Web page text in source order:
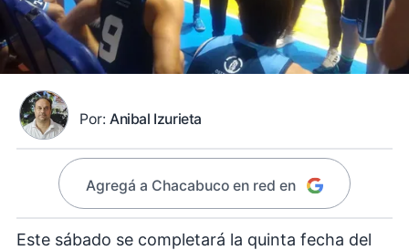
Por: Anibal Izurieta
Agregá a Chacabuco en red en
Este sábado se completará la quinta fecha del